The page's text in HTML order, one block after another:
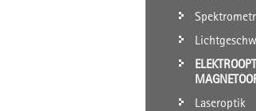
Laseroptik